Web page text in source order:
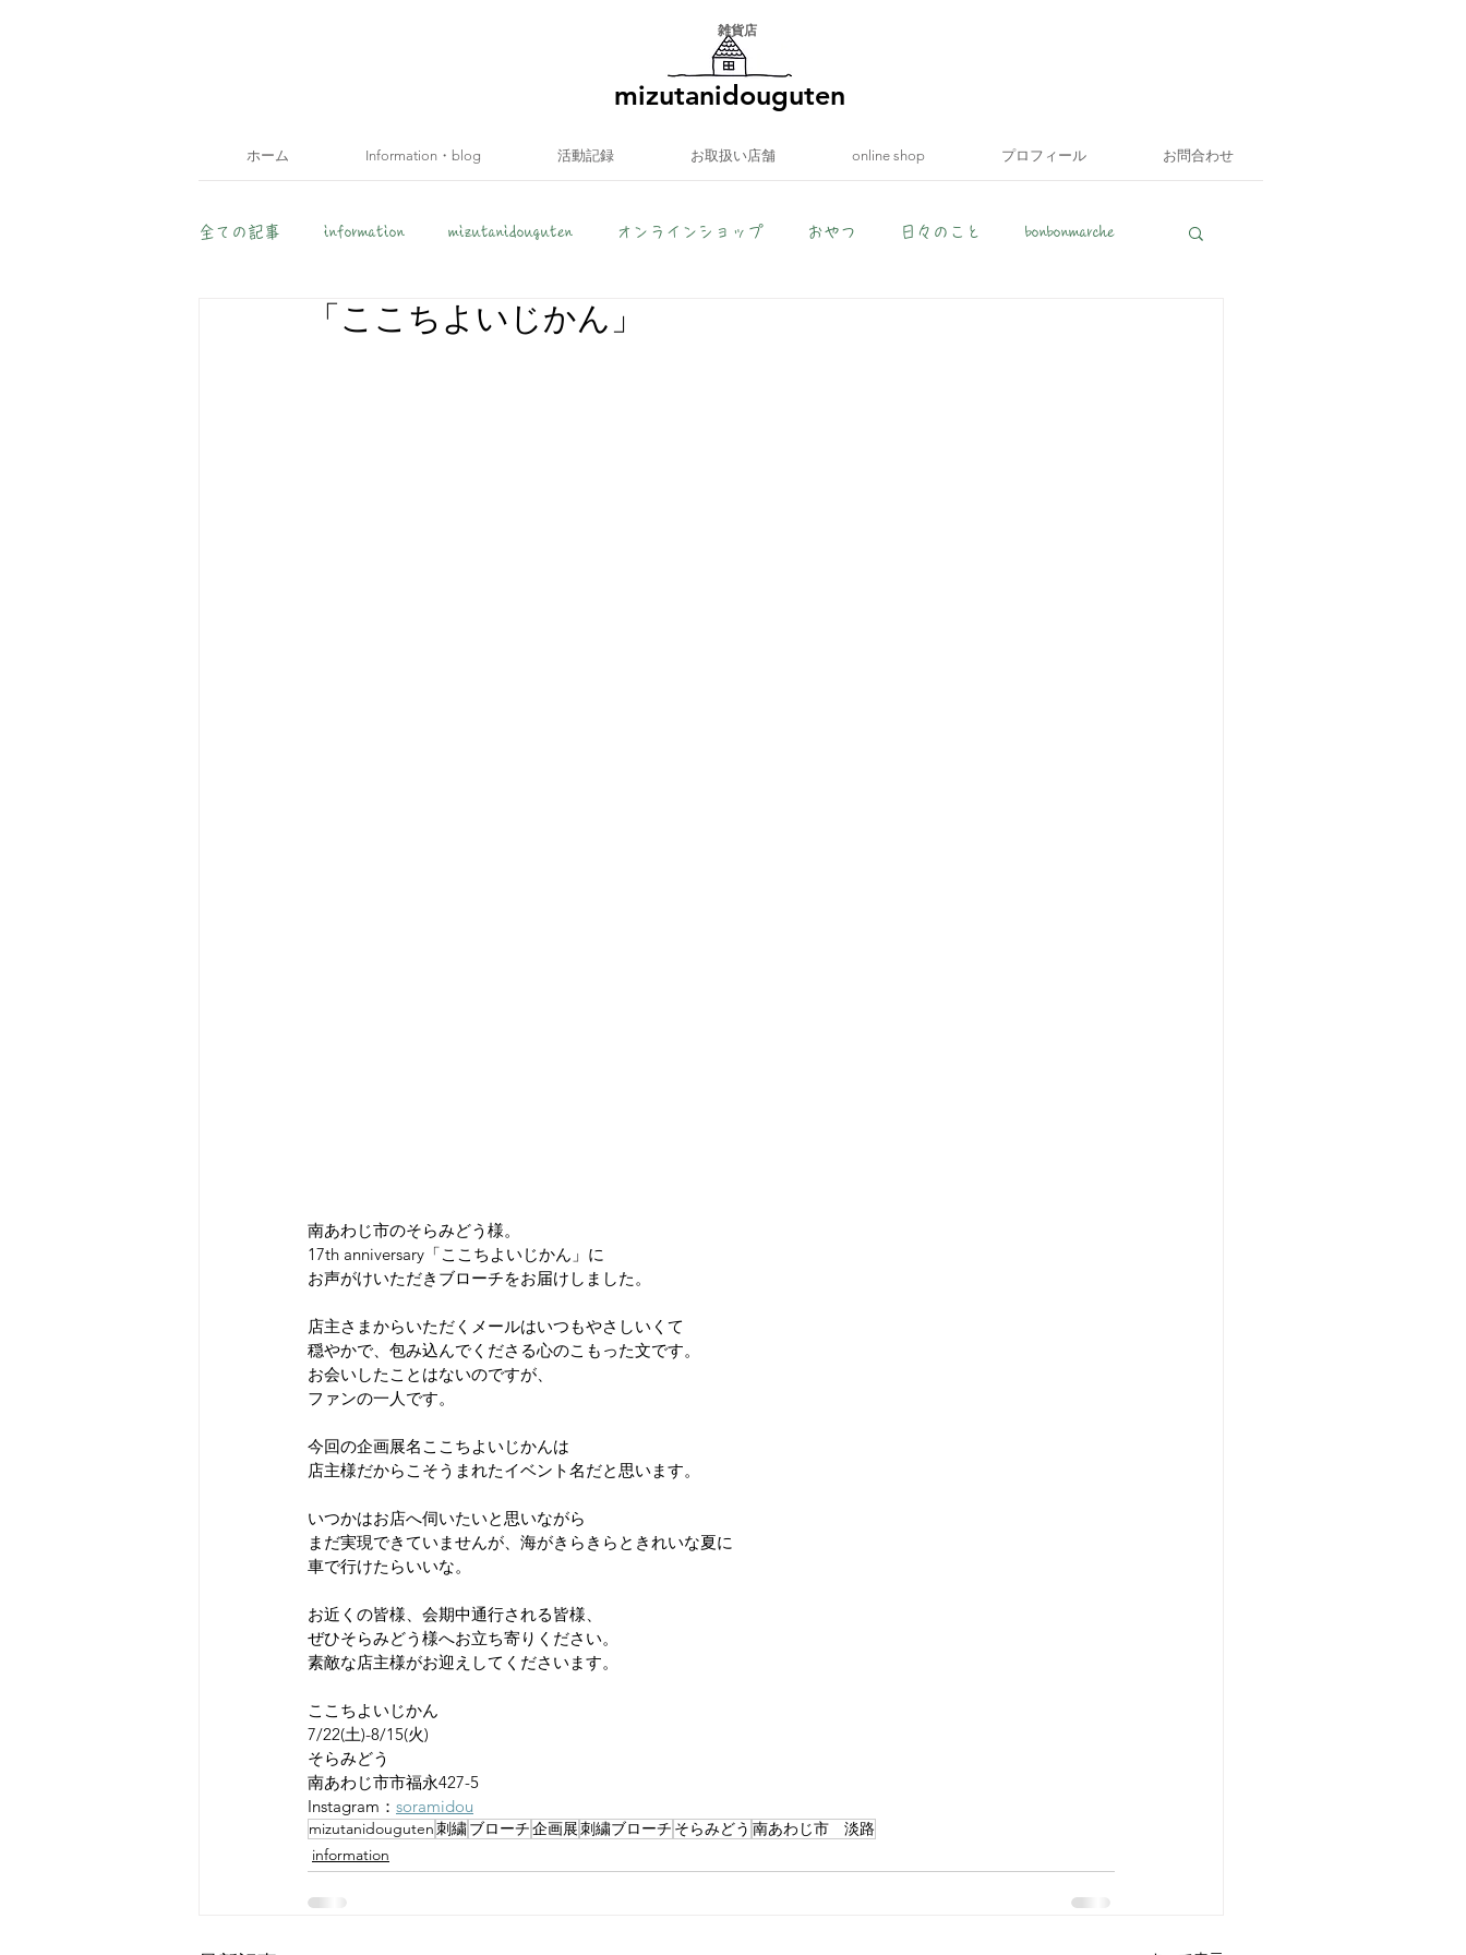
​雑貨店
mizutanidouguten
ホーム Information・blog 活動記録 お取扱い店舗 online shop プロフィール お問合わせ
全ての記事 information mizutanidouguten オンラインショップ おやつ 日々のこと bonbonmarche
「ここちよいじかん」
南あわじ市のそらみどう様。
17th anniversary「ここちよいじかん」に
お声がけいただきブローチをお届けしました。
店主さまからいただくメールはいつもやさしいくて
穏やかで、包み込んでくださる心のこもった文です。
お会いしたことはないのですが、
ファンの一人です。
今回の企画展名ここちよいじかんは
店主様だからこそうまれたイベント名だと思います。
いつかはお店へ伺いたいと思いながら
まだ実現できていませんが、海がきらきらときれいな夏に
車で行けたらいいな。
お近くの皆様、会期中通行される皆様、
ぜひそらみどう様へお立ち寄りください。
素敵な店主様がお迎えしてくださいます。
ここちよいじかん
7/22(土)-8/15(火)
そらみどう
南あわじ市市福永427-5
Instagram： soramidou
mizutanidouguten刺繍ブローチ企画展刺繍ブローチ そらみどう 南あわじ市 淡路
information